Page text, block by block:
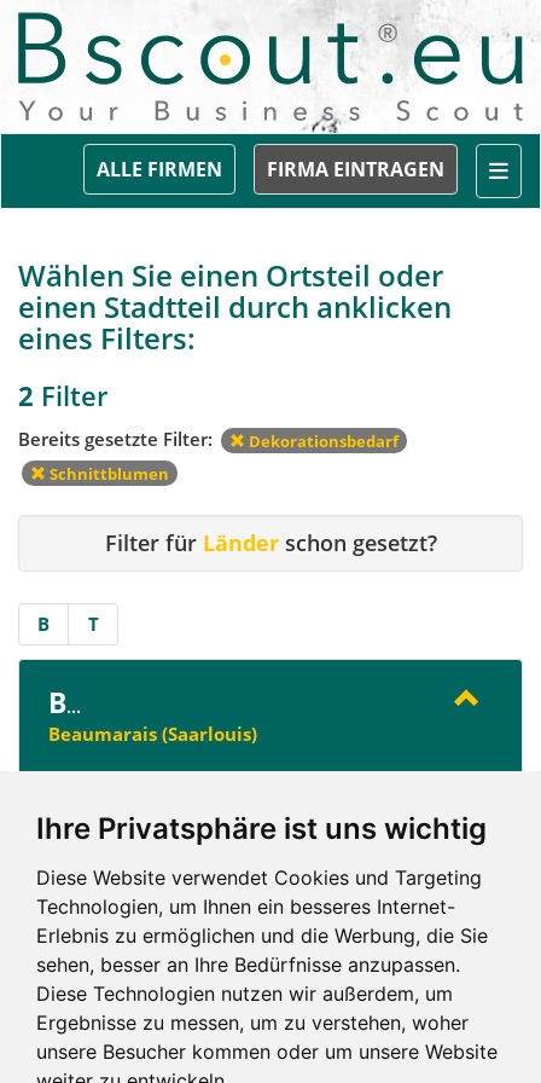
Ihre Privatsphäre ist uns wichtig
Diese Website verwendet Cookies und Targeting
Technologien, um Ihnen ein besseres Internet-
Erlebnis zu ermöglichen und die Werbung, die Sie
sehen, besser an Ihre Bedürfnisse anzupassen.
Diese Technologien nutzen wir außerdem, um
Ergebnisse zu messen, um zu verstehen, woher
unsere Besucher kommen oder um unsere Website
FIRMA EINTRAGEN
ALLE FIRMEN
Wählen Sie einen Ortsteil oder
einen Stadtteil durch anklicken
eines Filters:
2 Filter
Bereits gesetzte Filter:
Dekorationsbedarf
Schnittblumen
Filter für Länderschon gesetzt?
B T
B...
Beaumarais (Saarlouis)
T
Theley (Tholey)
B T